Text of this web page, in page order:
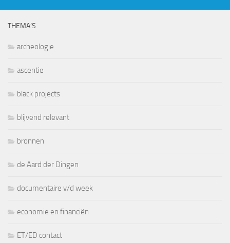
THEMA’S
archeologie
ascentie
black projects
blijvend relevant
bronnen
de Aard der Dingen
documentaire v/d week
economie en financiën
ET/ED contact